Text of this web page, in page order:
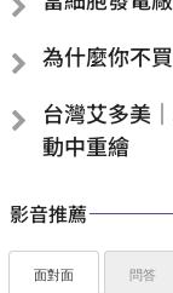
為什麼你不
台灣艾多美｜
動中重繪
影音推薦
面對面 問答